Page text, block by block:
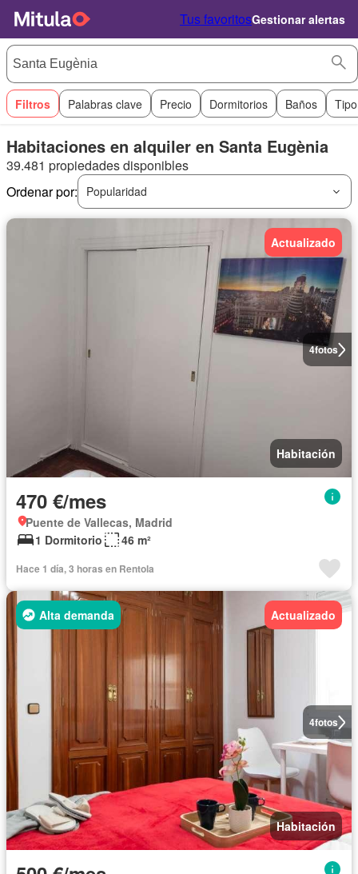
Tus favoritosGestionar alertas
Filtros Palabras clave Precio Dormitorios Baños
Habitaciones en alquiler en Santa Eugènia
39.481 propiedades disponibles
Ordenar por:
Popularidad
4fotos
Actualizado
Habitación
470 €/mes
Puente de Vallecas, Madrid
1 Dormitorio
46 m²
Hace 1 día, 3 horas en Rentola
4fotos
Alta demanda Actualizado
Habitación